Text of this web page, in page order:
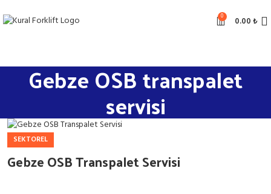
0 0.00₺
Gebze OSB transpalet
servisi
SEKTOREL
Gebze OSB Transpalet Servisi